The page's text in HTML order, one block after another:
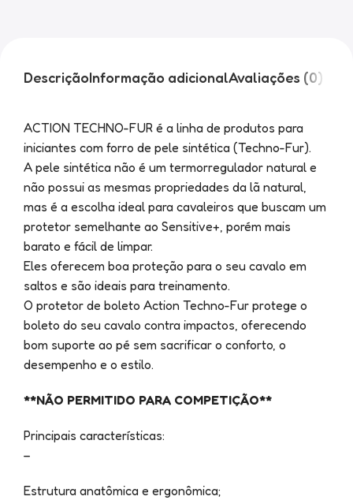
DescriçãoInformação adicionalAvaliações (0)
ACTION TECHNO-FUR é a linha de produtos para
iniciantes com forro de pele sintética (Techno-Fur).
A pele sintética não é um termorregulador natural e
não possui as mesmas propriedades da lã natural,
mas é a escolha ideal para cavaleiros que buscam um
protetor semelhante ao Sensitive+, porém mais
barato e fácil de limpar.
Eles oferecem boa proteção para o seu cavalo em
saltos e são ideais para treinamento.
O protetor de boleto Action Techno-Fur protege o
boleto do seu cavalo contra impactos, oferecendo
bom suporte ao pé sem sacrificar o conforto, o
desempenho e o estilo.
**NÃO PERMITIDO PARA COMPETIÇÃO**
Principais características:
–
Estrutura anatômica e ergonômica;